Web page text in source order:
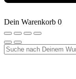
Dein Warenkorb 0